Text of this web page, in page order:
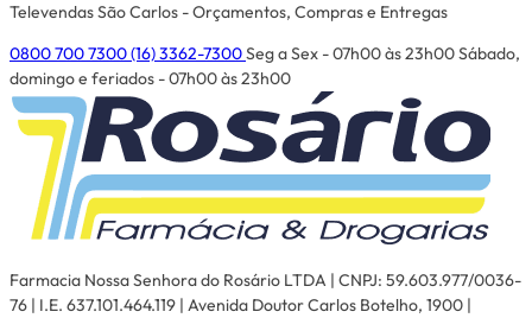
Televendas São Carlos - Orçamentos, Compras e Entregas
0800 700 7300(16) 3362-7300Seg a Sex - 07h00 às 23h00Sábado,
domingo e feriados - 07h00 às 23h00
Farmacia Nossa Senhora do Rosário LTDA | CNPJ: 59.603.977/0036-
76 | I.E. 637.101.464.119 | Avenida Doutor Carlos Botelho, 1900 |